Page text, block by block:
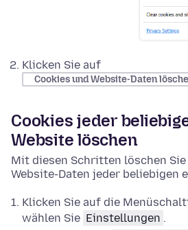
Klicken Sie auf
Cookies und Website-Daten
Cookies jeder
Website löschen
Mit diesen Schritten löschen Sie
Website-Daten jeder beliebigen
Klicken Sie auf die
wählen Sie Einstellungen .